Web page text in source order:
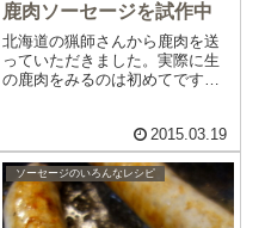
鹿肉ソーセージを試作中
北海道の猟師さんから鹿肉を送
っていただきました。実際に生
の鹿肉をみるのは初めてです。
ーセージを作ってみます。脂が
少ない赤身なので、脂は豚の背
脂入れます。とりあえず分量は
鹿肉６：豚背脂２...
2015.03.19
ソーセージのいろんなレシピ